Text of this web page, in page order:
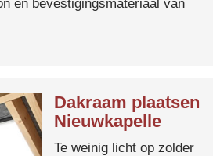
en bevestigingsmateriaal van
Dakraam plaatsen
Nieuwkapelle
Te weinig licht op zolder